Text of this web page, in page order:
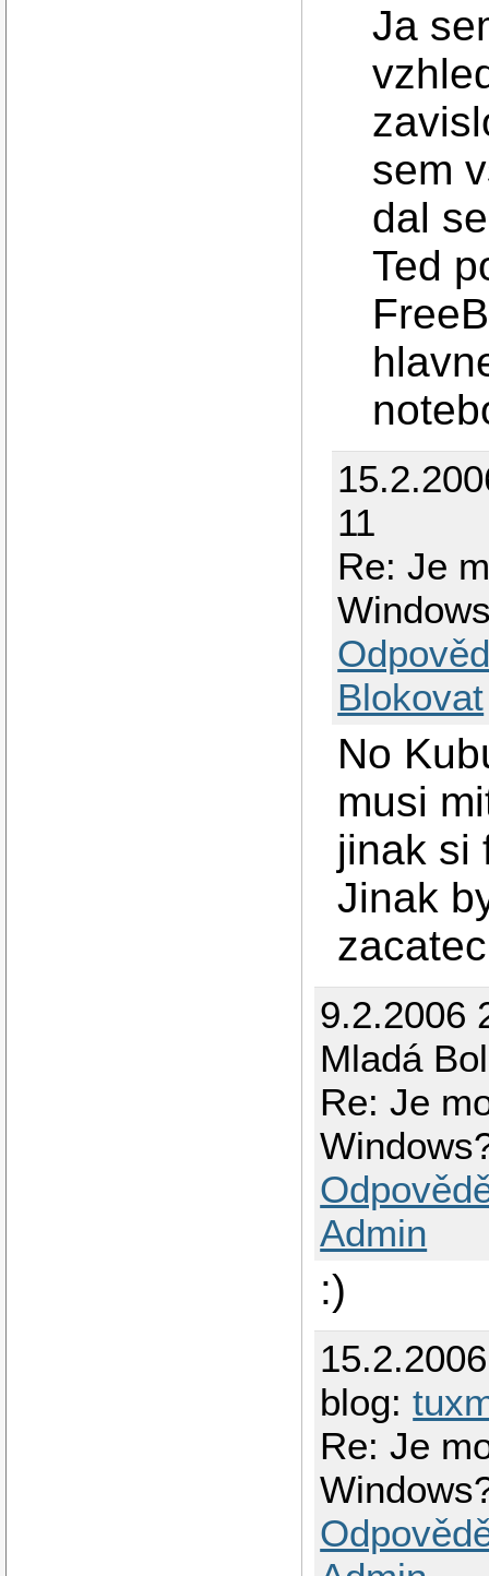
Ja
sem
dal
Ted
11
Re: Je
Blokovat
No
musi
jinak si
Jinak
9.2.2006
Mladá
Re: Je
Admin
:)
blog:
Re: Je